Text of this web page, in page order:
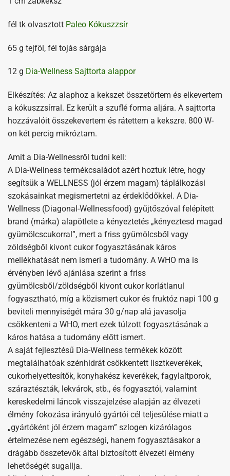
fél tk olvasztott Paleo Kókuszzsír
65 g tejföl, fél tojás sárgája
12 g Dia-Wellness Sajttorta alappor
Elkészítés: Az alaphoz a kekszet összetörtem és elkevertem
a kókuszzsírral. Ez került a szuflé forma aljára. A sajttorta
hozzávalóit összekevertem és rátettem a kekszre. 800 W-
on két percig mikróztam.
Amit a Dia-Wellnessről tudni kell:
A Dia-Wellness termékcsaládot azért hoztuk létre, hogy
segítsük a WELLNESS (jól érzem magam) táplálkozási
szokásainkat megismertetni az érdeklődőkkel. A Dia-
Wellness (Diagonal-Wellnessfood) gyűjtőszóval felépített
brand (márka) alapötlete a kényeztetés „kényeztesd magad
gyümölcscukorral”, mert a friss gyümölcsből vagy
zöldségből kivont cukor fogyasztásának káros
mellékhatását nem ismeri a tudomány. A WHO ma is
érvényben lévő ajánlása szerint a friss
gyümölcsből/zöldségből kivont cukor korlátlanul
fogyasztható, míg a közismert cukor és fruktóz napi 100 g
beviteli mennyiségét mára 30 g/nap alá javasolja
csökkenteni a WHO, mert ezek túlzott fogyasztásának a
káros hatása a tudomány előtt ismert.
A saját fejlesztésű Dia-Wellness termékek között
megtalálhatóak szénhidrát csökkentett lisztkeverékek,
cukorhelyettesítők, konyhakész keverékek, fagylaltporok,
száraztészták, lekvárok, stb., és fogyasztói, valamint
kereskedelmi láncok visszajelzése alapján az élvezeti
élmény fokozása irányuló gyártói cél teljesülése miatt a
„gyártóként jól érzem magam” szlogen kizárólagos
értelmezése nem egészségi, hanem fogyasztásakor a
drágább összetevők által biztosított élvezeti élmény
lehetőségét sugallja.